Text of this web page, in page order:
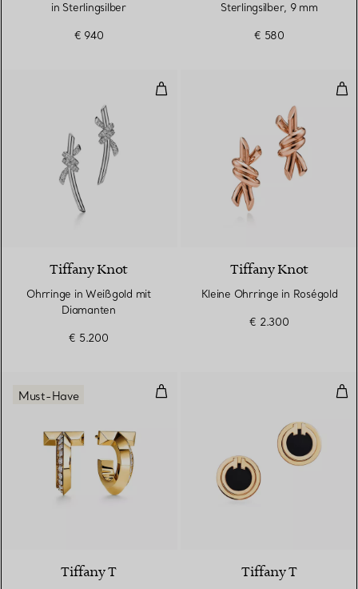
in Sterlingsilber
€ 940
Sterlingsilber, 9 mm
€ 580
Ohrringe in Weißgold mit
Tiffany Knot
Ohrringe in Weißgold mit
Diamanten
€ 5.200
Tiffany Knot
Kleine Ohrringe in Roségold
€ 2.300
T One Creolen in Gelbgold mit
Must-Have
Tiffany T Tiffany T